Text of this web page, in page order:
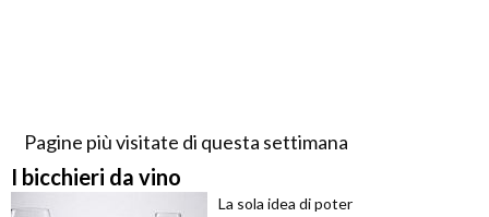
Pagine più visitate di questa settimana
I bicchieri da vino
La sola idea di poter